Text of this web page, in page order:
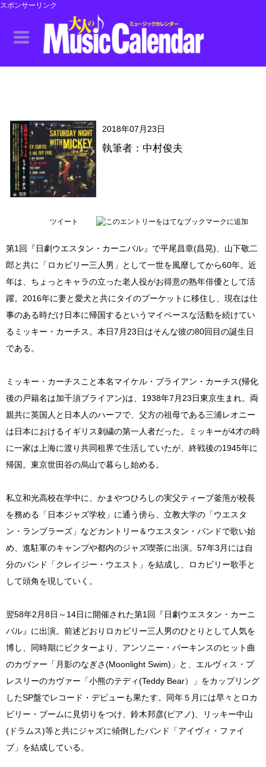
スポンサーリンク
2018年07月23日
執筆者：中村俊夫
ツイート
第1回『日劇ウエスタン・カーニバル』で平尾昌章(昌晃)、山下敬二
郎と共に「ロカビリー三人男」として一世を風靡してから60年。近
年は、ちょっとキャラの立った老人役がお得意の熟年俳優として活
躍。2016年に妻と愛犬と共にタイのプーケットに移住し、現在は仕
事のある時だけ日本に帰国するというマイペースな活動を続けてい
るミッキー・カーチス。本日7月23日はそんな彼の80回目の誕生日
である。
ミッキー・カーチスこと本名マイケル・ブライアン・カーチス(帰化
後の戸籍名は加千須ブライアン)は、1938年7月23日東京生まれ。両
親共に英国人と日本人のハーフで、父方の祖母である三浦レオニー
は日本におけるイギリス刺繍の第一人者だった。ミッキーが4才の時
に一家は上海に渡り共同租界で生活していたが、終戦後の1945年に
帰国。東京世田谷の烏山で暮らし始める。
私立和光高校在学中に、かまやつひろしの実父ティーブ釜萢が校長
を務める「日本ジャズ学校」に通う傍ら、立教大学の「ウエスタ
ン・ランブラーズ」などカントリー＆ウエスタン・バンドで歌い始
め、進駐軍のキャンプや都内のジャズ喫茶に出演。57年3月には自
分のバンド「クレイジー・ウエスト」を結成し、ロカビリー歌手と
して頭角を現していく。
翌58年2月8日～14日に開催された第1回『日劇ウエスタン・カーニ
バル』に出演。前述どおりロカビリー三人男のひとりとして人気を
博し、同時期にビクターより、アンソニー・パーキンスのヒット曲
のカヴァー「月影のなぎさ(Moonlight Swim)」と、エルヴィス・プ
レスリーのカヴァー「小熊のテディ(Teddy Bear）」をカップリング
したSP盤でレコード・デビューも果たす。同年５月には早々とロカ
ビリー・ブームに見切りをつけ、鈴木邦彦(ピアノ)、リッキー中山
(ドラムス)等と共にジャズに傾倒したバンド「アイヴィ・ファイ
ブ」を結成している。